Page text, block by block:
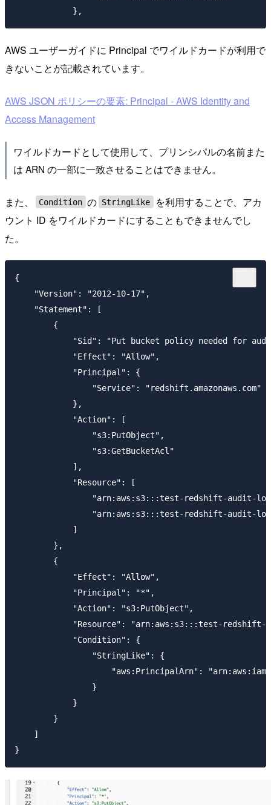
AWS ユーザーガイドに Principal でワイルドカードが利用で
きないことが記載されています。
AWS JSON ポリシーの要素: Principal - AWS Identity and
Access Management
ワイルドカードとして使用して、プリンシパルの名前また
は ARN の一部に一致させることはできません。
また、 Condition の StringLike
を利用することで、アカ
ウント ID をワイルドカードにすることもできませんでし
た。
{
    "Version": "2012-10-17",
    "Statement": [
        {
"Sid": "Put bucket policy needed for
            "Effect": "Allow",
            "Principal": {
                "Service": "redshift.amazonaws.com"
            },
            "Action": [
                "s3:PutObject",
                "s3:GetBucketAcl"
            ],
            "Resource": [
"arn:aws:s3:::test-redshift-audit-
"arn:aws:s3:::test-redshift-audit-
            ]
        },
        {
            "Effect": "Allow",
            "Principal": "*",
            "Action": "s3:PutObject",
"Resource": "arn:aws:s3:::test-redshift-
            "Condition": {
                "StringLike": {
"aws:PrincipalArn":
                }
            }
        }
    ]